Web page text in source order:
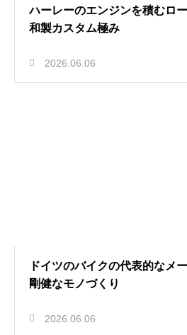
ハーレーのエンジンを積むロ
和製カスタム極み
2026.06.06
ドイツのバイクの代表的なメ
剛健なモノづくり
2026.06.06